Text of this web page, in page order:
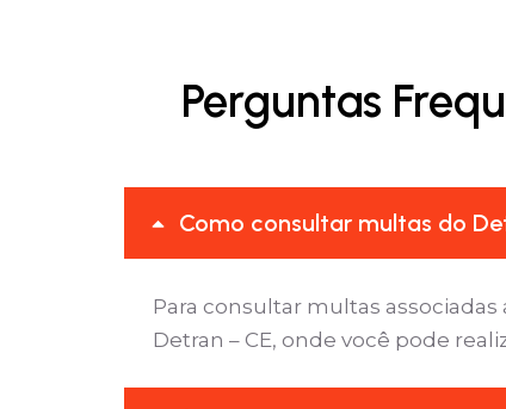
Perguntas
Como consultar multas do
Para consultar multas associadas
Detran – CE, onde você pode